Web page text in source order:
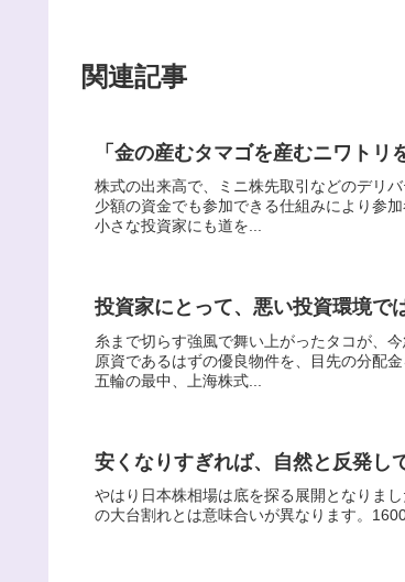
関連記事
「金の産むタマゴを産むニワトリ
株式の出来高で、ミニ株先取引などのデリ
少額の資金でも参加できる仕組みにより参
小さな投資家にも道を...
投資家にとって、悪い投資環境で
糸まで切らす強風で舞い上がったタコが、
原資であるはずの優良物件を、目先の分配
五輪の最中、上海株式...
安くなりすぎれば、自然と反発し
やはり日本株相場は底を探る展開となりま
の大台割れとは意味合いが異なります。